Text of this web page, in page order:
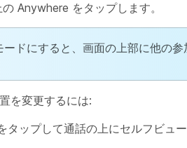
Anywhere をタップします。
ドにすると、画面の上部に他の参
を変更するには:
ップして通話の上にセルフビュー